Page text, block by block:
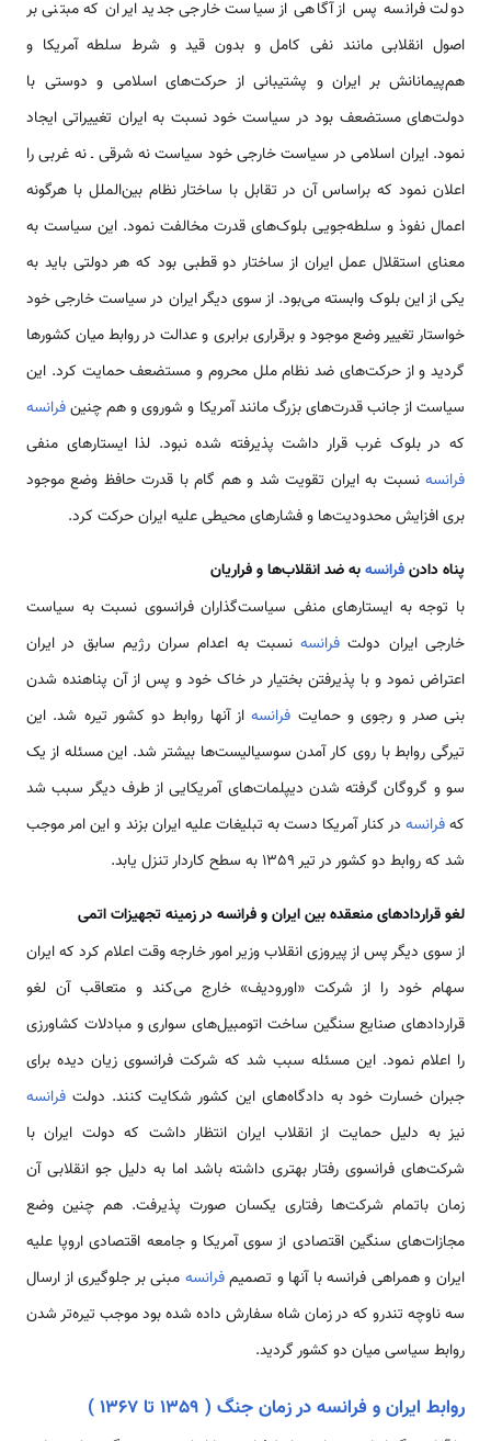
دولت فرانسه پس از آگاهی از سیاست خارجی جدید ایران که مبتنی بر
اصول انقلابی مانند نفی کامل و بدون قید و شرط سلطه آمریکا و
هم‌پیمانانش بر ایران و پشتیبانی از حرکت‌های اسلامی و دوستی با
دولت‌های مستضعف بود در سیاست خود نسبت به ایران تغییراتی ایجاد
نمود. ایران اسلامی در سیاست خارجی خود سیاست نه شرقی ـ نه غربی را
اعلان نمود که براساس آن در تقابل با ساختار نظام بین‌الملل با هرگونه
اعمال نفوذ و سلطه‌جویی بلوک‌های قدرت مخالفت نمود. این سیاست به
معنای استقلال عمل ایران از ساختار دو قطبی بود که هر دولتی باید به
یکی از این بلوک وابسته می‌بود. از سوی دیگر ایران در سیاست خارجی خود
خواستار تغییر وضع موجود و برقراری برابری و عدالت در روابط میان کشورها
گردید و از حرکت‌های ضد نظام ملل محروم و مستضعف حمایت کرد. این
سیاست از جانب قدرت‌های بزرگ مانند آمریکا و شوروی و هم چنینفرانسه
که در بلوک غرب قرار داشت پذیرفته شده نبود. لذا ایستارهای منفی
فرانسه نسبت به ایران تقویت شد و هم گام با قدرت حافظ وضع موجود
بری افزایش محدودیت‌ها و فشارهای محیطی علیه ایران حرکت کرد.
پناه دادنفرانسهبه ضد انقلاب‌ها و فراریان
با توجه به ایستارهای منفی سیاست‌گذاران فرانسوی نسبت به سیاست
خارجی ایران دولت فرانسهنسبت به اعدام سران رژیم سابق در ایران
اعتراض نمود و با پذیرفتن بختیار در خاک خود و پس از آن پناهنده شدن
بنی صدر و رجوی و حمایت فرانسهاز آنها روابط دو کشور تیره شد. این
تیرگی روابط با روی کار آمدن سوسیالیست‌ها بیشتر شد. این مسئله از یک
سو و گروگان گرفته شدن دیپلمات‌های آمریکایی از طرف دیگر سبب شد
کهفرانسه در کنار آمریکا دست به تبلیغات علیه ایران بزند و این امر موجب
شد که روابط دو کشور در تیر 1359 به سطح کاردار تنزل یابد.
لغو قراردادهای منعقده بین ایران و فرانسه در زمینه تجهیزات اتمی
از سوی دیگر پس از پیروزی انقلاب وزیر امور خارجه وقت اعلام کرد که ایران
سهام خود را از شرکت «اورودیف» خارج می‌کند و متعاقب آن لغو
قراردادهای صنایع سنگین ساخت اتومبیل‌های سواری و مبادلات کشاورزی
را اعلام نمود. این مسئله سبب شد که شرکت فرانسوی زیان دیده برای
جبران خسارت خود به دادگاه‌های این کشور شکایت کنند. دولت فرانسه
نیز به دلیل حمایت از انقلاب ایران انتظار داشت که دولت ایران با
شرکت‌های فرانسوی رفتار بهتری داشته باشد اما به دلیل جو انقلابی آن
زمان باتمام شرکت‌ها رفتاری یکسان صورت پذیرفت. هم چنین وضع
مجازات‌های سنگین اقتصادی از سوی آمریکا و جامعه اقتصادی اروپا علیه
ایران و همراهی فرانسه با آنها و تصمیمفرانسه مبنی بر جلوگیری از ارسال
سه ناوچه تندرو که در زمان شاه سفارش داده شده بود موجب تیره‌تر شدن
روابط سیاسی میان دو کشور گردید.
روابط ایران و فرانسه در زمان جنگ ( 1359 تا 1367 )